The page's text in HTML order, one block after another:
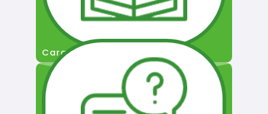
Cara Permohonan